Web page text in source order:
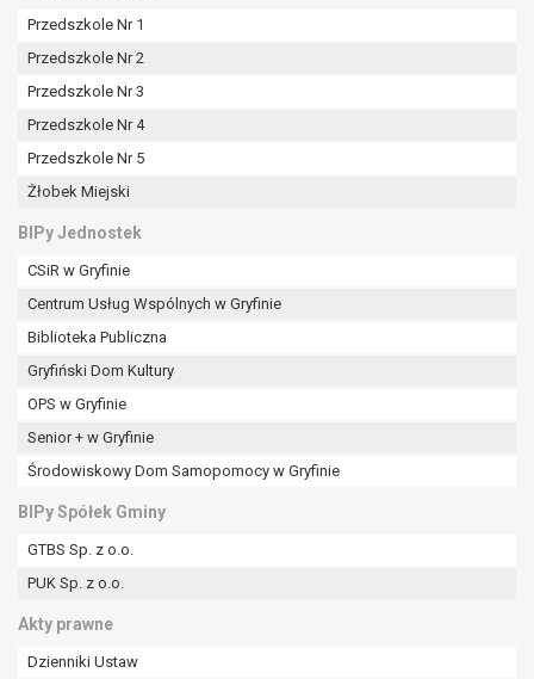
Przedszkole Nr 1
Przedszkole Nr 2
Przedszkole Nr 3
Przedszkole Nr 4
Przedszkole Nr 5
Żłobek Miejski
BIPy Jednostek
CSiR w Gryfinie
Centrum Usług Wspólnych w Gryfinie
Biblioteka Publiczna
Gryfiński Dom Kultury
OPS w Gryfinie
Senior + w Gryfinie
Środowiskowy Dom Samopomocy w Gryfinie
BIPy Spółek Gminy
GTBS Sp. z o.o.
PUK Sp. z o.o.
Akty prawne
Dzienniki Ustaw
dane osobowe, podanie danych osobowych jest
umownym.
Pani/Pana dane nie będą poddawane
zautomatyzowanemu podejmowaniu decyzji, w